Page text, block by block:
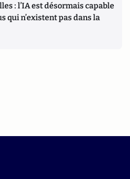
: l’IA est désormais capable
qui n’existent pas dans la